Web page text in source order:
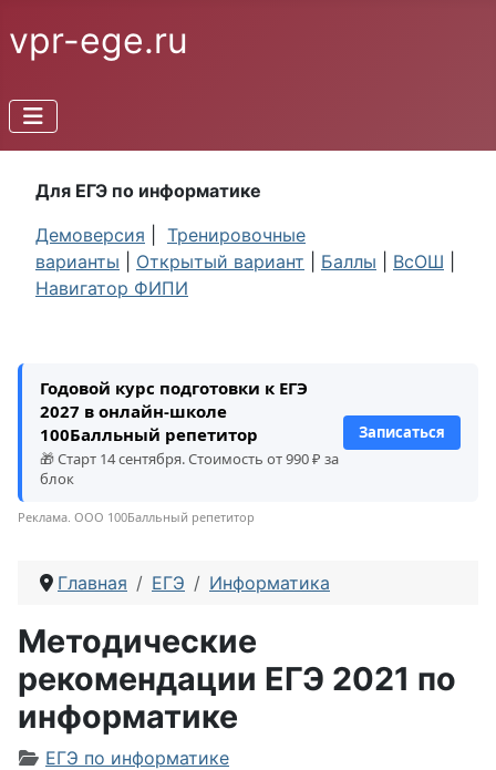
vpr-ege.ru
Для ЕГЭ по информатике
Демоверсия
Тренировочные
варианты
Открытый вариант Баллы ВсОШ
Навигатор ФИПИ
Годовой курс подготовки к ЕГЭ
2027 в онлайн-школе
100Балльный репетитор
🎁 Старт 14 сентября. Стоимость от 990 ₽ за
блок
Записаться
Реклама. ООО 100Балльный репетитор
Главная ЕГЭ Информатика
Методические
рекомендации ЕГЭ 2021 по
информатике
Информация о материале
ЕГЭ по информатике